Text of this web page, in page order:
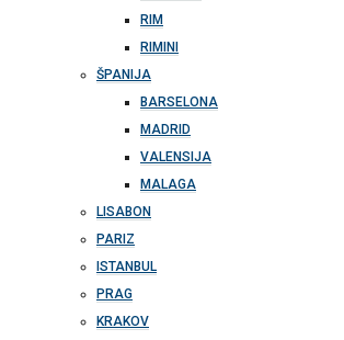
RIM
RIMINI
ŠPANIJA
BARSELONA
MADRID
VALENSIJA
MALAGA
LISABON
PARIZ
ISTANBUL
PRAG
KRAKOV